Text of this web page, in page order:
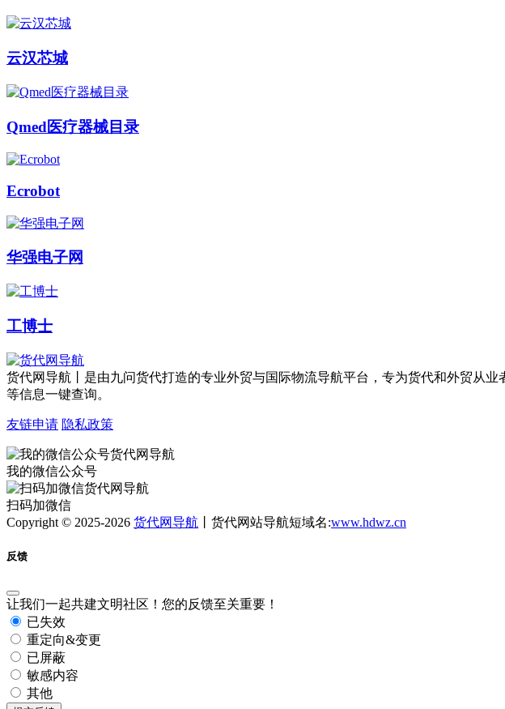
云汉芯城
Qmed医疗器械目录
Ecrobot
华强电子网
工博士
货代网导航丨是由九问货代打造的专业外贸与国际物流导航平台，专为货代和外贸从
等信息一键查询。
友链申请 隐私政策
我的微信公众号
扫码加微信
Copyright © 2025-2026 货代网导航 丨货代网站导航短域名:www.hdwz.cn
反馈
让我们一起共建文明社区！您的反馈至关重要！
已失效
重定向&变更
已屏蔽
敏感内容
其他